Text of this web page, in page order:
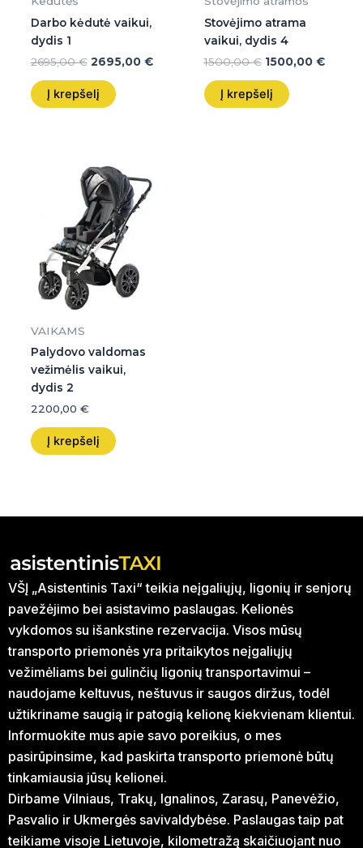
Darbo kėdutė vaikui,
dydis 1
2695,00€ 2695,00 €
Į krepšelį
Stovėjimo atrama
vaikui, dydis 4
1500,00€ 1500,00 €
Į krepšelį
VAIKAMS
Palydovo valdomas
vežimėlis vaikui,
dydis 2
2200,00 €
Į krepšelį
VŠĮ „Asistentinis Taxi“ teikia neįgaliųjų, ligonių ir senjorų
pavežėjimo bei asistavimo paslaugas. Kelionės
vykdomos su išankstine rezervacija. Visos mūsų
transporto priemonės yra pritaikytos neįgaliųjų
vežimėliams bei gulinčių ligonių transportavimui –
naudojame keltuvus, neštuvus ir saugos diržus, todėl
užtikriname saugią ir patogią kelionę kiekvienam klientui.
Informuokite mus apie savo poreikius, o mes
pasirūpinsime, kad paskirta transporto priemonė būtų
tinkamiausia jūsų kelionei.
Dirbame Vilniaus, Trakų, Ignalinos, Zarasų, Panevėžio,
Pasvalio ir Ukmergės savivaldybėse. Paslaugas taip pat
teikiame visoje Lietuvoje, kilometražą skaičiuojant nuo